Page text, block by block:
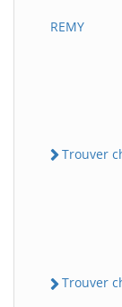
REMY
Trouver
Trouver